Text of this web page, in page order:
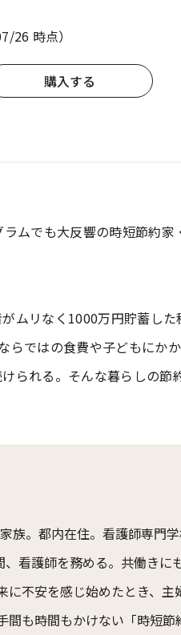
26 時点）
購入する
ムでも大反響の時短節約家
ムリなく1000万円貯蓄し
ではの食費や子どもにか
られる。そんな暮らしの節
族。都内在住。看護師専門
看護師を務める。共働きに
に不安を感じ始めたとき、
も時間もかけない「時短